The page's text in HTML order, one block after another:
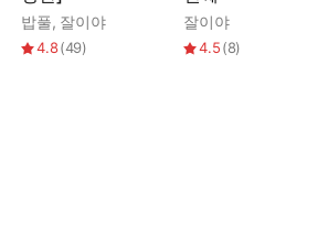
밥풀, 잘이야
4.8(49)
잘이야
4.5(8)